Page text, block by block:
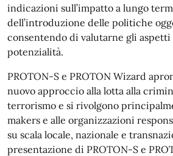
indicazioni sull’impatto a lungo
dell’introduzione delle politiche
consentendo di valutarne gli
potenzialità.
PROTON-S e PROTON Wizard
nuovo approccio alla lotta alla
terrorismo e si rivolgono
makers e alle organizzazioni
su scala locale, nazionale e
presentazione di PROTON-S e